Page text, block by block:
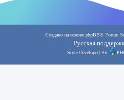
Создано на основе phpBB® Forum
Русская
Style Developed By